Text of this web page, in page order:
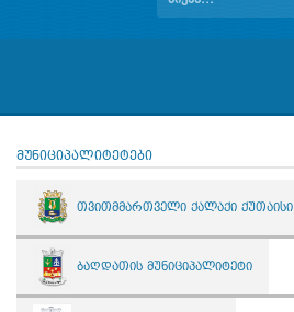
მუნიციპალიტეტები
თვითმმართველი ქალაქი ქუთაისი
ბაღდათის მუნიციპალიტეტი